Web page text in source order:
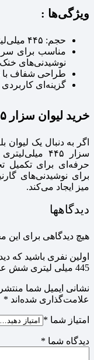
ویژگی‌ها :
حجم: ۴۴۵ میلی‌لیتر
مناسب برای سرو
نوشیدنی‌های خنک
طراحی شفاف با
گزینه‌ای
خرید لیوان سزار ۴۴۵ میلی‌ لیتری
اگر به دنبال یک
سزار ۴۴۵
حرفه‌ای برای تکمیل
برای نوشیدنی‌های
میز ایجاد می‌کند.
دیدگاهها
هیچ دیدگاهی برای
اولین نفری باشید که
445 میلی لیتری شش عددی ایلا”
نشانی ایمیل شما
علامت‌گذاری شده‌اند *
امتیاز شما *
دیدگاه شما *